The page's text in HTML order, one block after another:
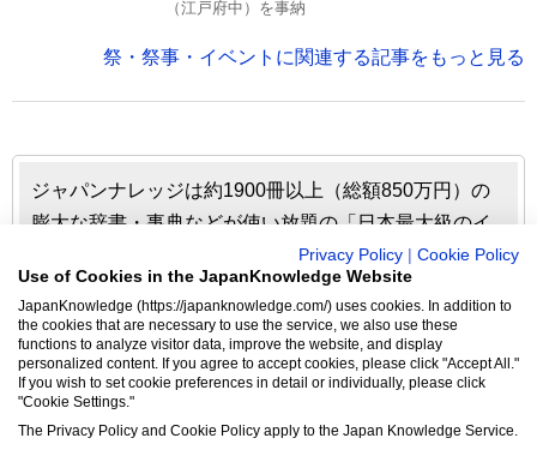
（江戸府中）を事納
祭・祭事・イベントに関連する記事をもっと見る
ジャパンナレッジは約1900冊以上（総額850万円）の
膨大な辞書・事典などが使い放題の「日本最大級のイ
ンターネット辞書・事典・叢書サイト」です。日本国
内のみならず、海外の有名大学から図書館まで、多く
の機関で利用されています。
ジャパンナレッジの利用料金や収録辞事典について詳しく
Privacy Policy
Cookie Policy
Use of Cookies in the JapanKnowledge Website
JapanKnowledge (https://japanknowledge.com/) uses cookies. In addition to
the cookies that are necessary to use the service, we also use these
functions to analyze visitor data, improve the website, and display
personalized content. If you agree to accept cookies, please click "Accept All."
If you wish to set cookie preferences in detail or individually, please click
"Cookie Settings."
The Privacy Policy and Cookie Policy apply to the Japan Knowledge Service.